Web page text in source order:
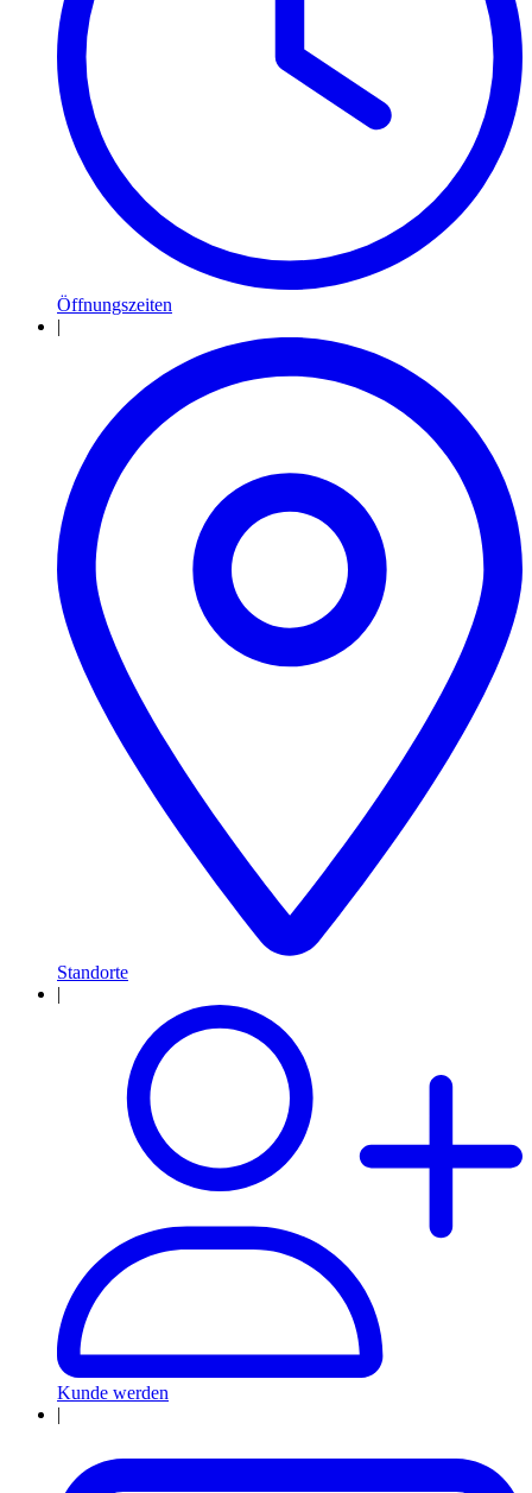
Öffnungszeiten
|
Standorte
Kunde werden
|